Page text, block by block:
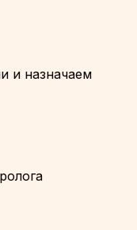
и назначаем